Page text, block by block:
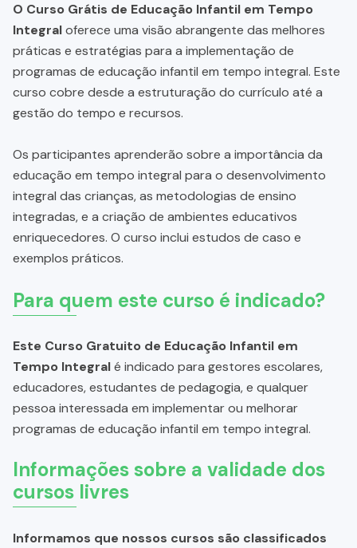
O Curso Grátis de Educação Infantil em Tempo
Integraloferece uma visão abrangente das melhores
práticas e estratégias para a implementação de
programas de educação infantil em tempo integral. Este
curso cobre desde a estruturação do currículo até a
gestão do tempo e recursos.
Os participantes aprenderão sobre a importância da
educação em tempo integral para o desenvolvimento
integral das crianças, as metodologias de ensino
integradas, e a criação de ambientes educativos
enriquecedores. O curso inclui estudos de caso e
exemplos práticos.
Para quem este curso é indicado?
Este Curso Gratuito de Educação Infantil em
Tempo Integralé indicado para gestores escolares,
educadores, estudantes de pedagogia, e qualquer
pessoa interessada em implementar ou melhorar
programas de educação infantil em tempo integral.
Informações sobre a validade dos
cursos livres
Informamos que nossos cursos são classificados